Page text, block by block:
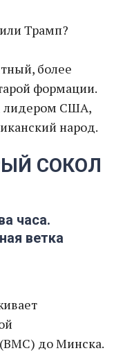
Трамп?
более
формации.
лидером США,
народ.
СОКОЛ
часа.
ветка
(ВМС) до Минска.